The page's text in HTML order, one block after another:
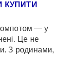
КУПИТИ
— у
Це не
З родинами,